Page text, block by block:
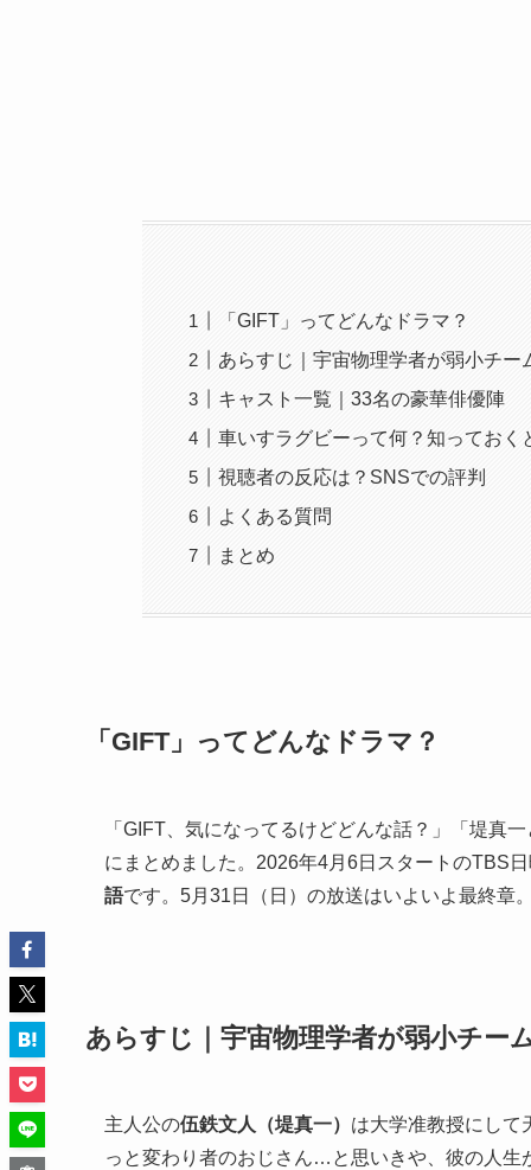
「GIFT」ってどんなドラマ？
あらすじ｜宇宙物理学者が弱小チー
キャスト一覧｜33名の豪華俳優陣
車いすラグビーって何？知っておく
視聴者の反応は？SNSでの評判
よくある質問
まとめ
「GIFT」ってどんなドラマ？
「GIFT、気になってるけどどんな話？」「堤真
にまとめました。2026年4月6日スタートのTBS
語です。5月31日（日）の放送はいよいよ最終章
あらすじ｜宇宙物理学者が弱小チー
主人公の伍鉄文人（堤真一） は大学准教授にして
っと変わり者のおじさん…と思いきや、彼の人